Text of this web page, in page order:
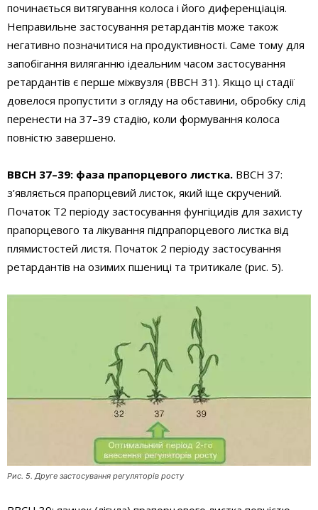
починається витягування колоса і його диференціація.
Неправильне застосування ретардантів може також
негативно позначитися на продуктивності. Саме тому для
запобігання виляганню ідеальним часом застосування
ретардантів є перше міжвузля (ВВСН 31). Якщо ці стадії
довелося пропустити з огляду на обставини, обробку слід
перенести на 37–39 стадію, коли формування колоса
повністю завершено.
BBCH 37–39: фаза прапорцевого листка. BBCH 37:
з’являється прапорцевий листок, який іще скручений.
Початок Т2 періоду застосування фунгіцидів для захисту
прапорцевого та лікування підпрапорцевого листка від
плямистостей листя. Початок 2 періоду застосування
ретардантів на озимих пшениці та тритикале (рис. 5).
Рис. 5. Друге застосування регуляторів росту